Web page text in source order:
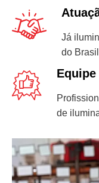
Já
do
Equipe
de